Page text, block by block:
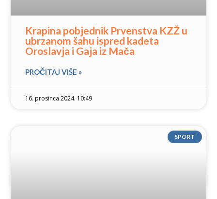
Krapina pobjednik Prvenstva KZŽ u
ubrzanom šahu ispred kadeta
Oroslavja i Gaja iz Mača
PROČITAJ VIŠE »
16. prosinca 2024. 10:49
SPORT